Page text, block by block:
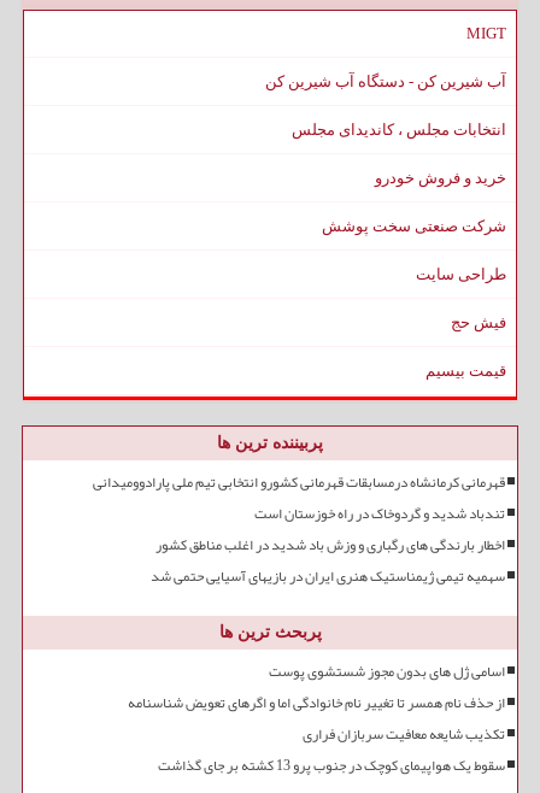
MIGT
آب شیرین کن - دستگاه آب شیرین کن
انتخابات مجلس ، کاندیدای مجلس
خرید و فروش خودرو
شرکت صنعتی سخت پوشش
طراحی سایت
فیش حج
قیمت بیسیم
پربیننده ترین ها
قهرمانی کرمانشاه درمسابقات قهرمانی کشورو انتخابی تیم ملی پارادوومیدانی
تندباد شدید و گردوخاک در راه خوزستان است
اخطار بارندگی های رگباری و وزش باد شدید در اغلب مناطق کشور
سهمیه تیمی ژیمناستیک هنری ایران در بازیهای آسیایی حتمی شد
پربحث ترین ها
اسامی ژل های بدون مجوز شستشوی پوست
از حذف نام همسر تا تغییر نام خانوادگی اما و اگرهای تعویض شناسنامه
تکذیب شایعه معافیت سربازان فراری
سقوط یک هواپیمای کوچک در جنوب پرو 13 کشته بر جای گذاشت